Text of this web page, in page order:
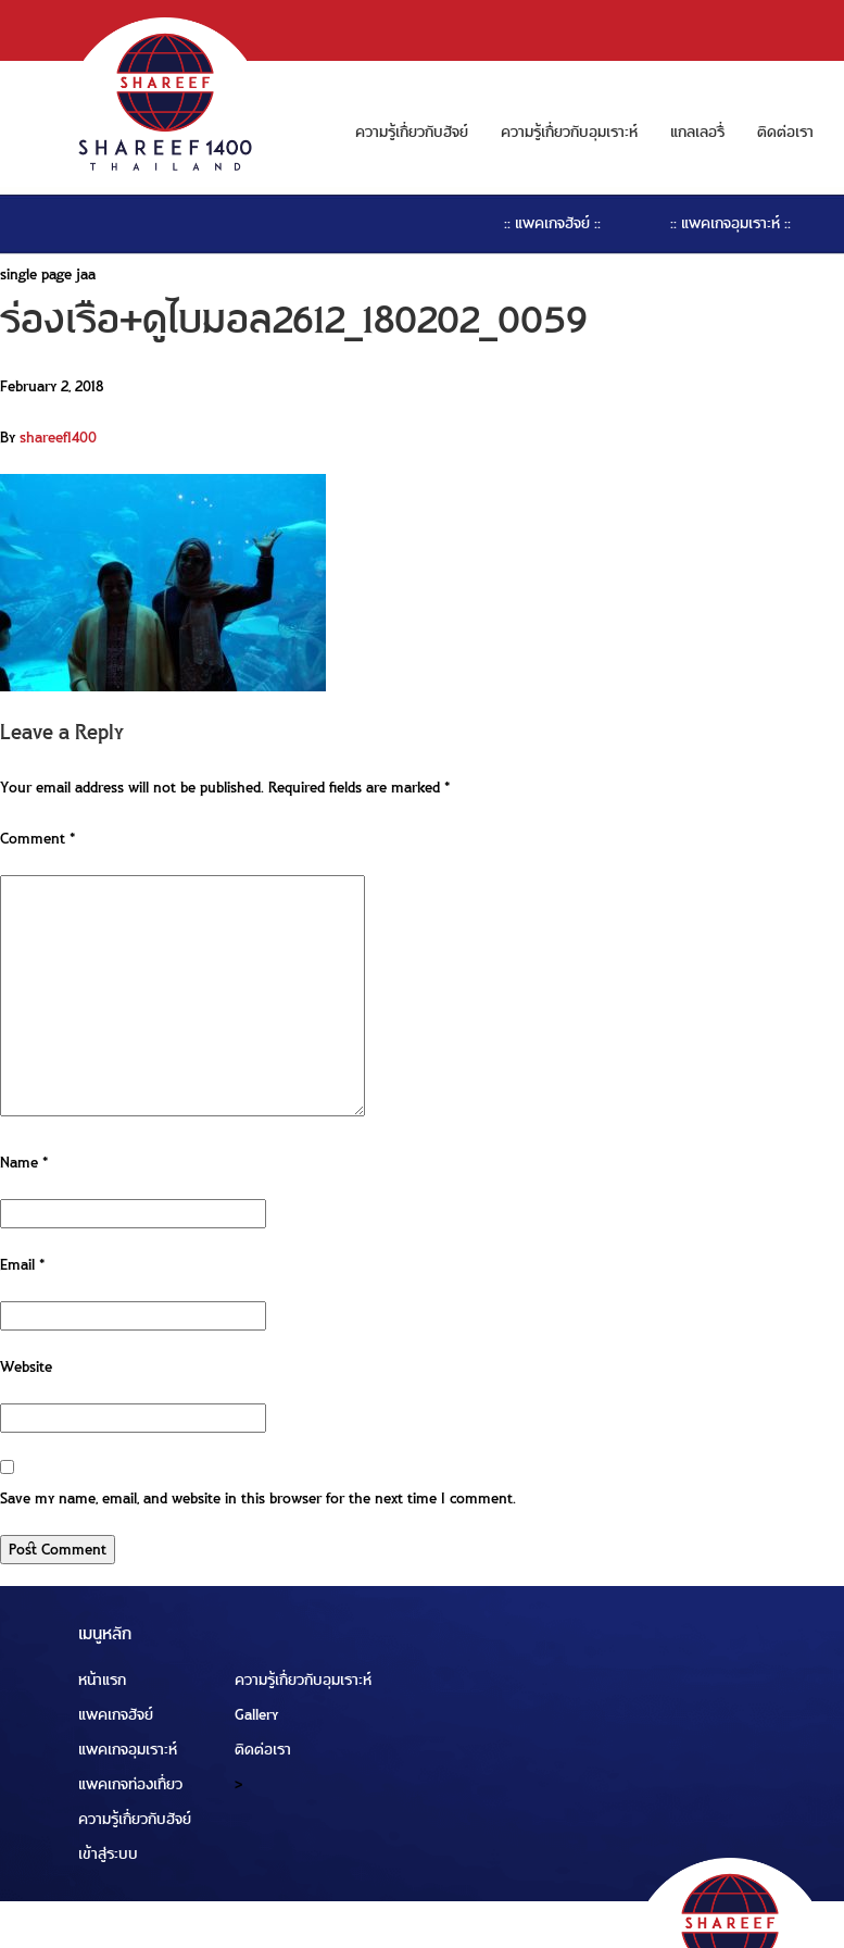
ความรู้เกี่ยวกับฮัจย์ ความรู้เกี่ยวกับอุมเราะห์ แกลเลอรี่ ติดต่อเรา
:: แพคเกจฮัจย์ :: :: แพคเกจอุมเราะห์ ::
single page jaa
ร่องเรือ+ดูไบมอล2612_180202_0059
February 2, 2018
Byshareef1400
Leave a Reply
Your email address will not be published.Required fields are marked*
Comment*
Name*
Email*
Website
Save my name, email, and website in this browser for the next time I comment.
เมนูหลัก
หน้าแรก
แพคเกจฮัจย์
แพคเกจอุมเราะห์
แพคเกจท่องเที่ยว
ความรู้เกี่ยวกับฮัจย์
เข้าสู่ระบบ
ความรู้เกี่ยวกับอุมเราะห์
Gallery
ติดต่อเรา
>